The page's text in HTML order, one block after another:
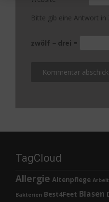
Bitte gib eine Antwort in
zwölf − drei =
TagCloud
Allergie Altenpflege
Bakterien Best4Feet Blasen